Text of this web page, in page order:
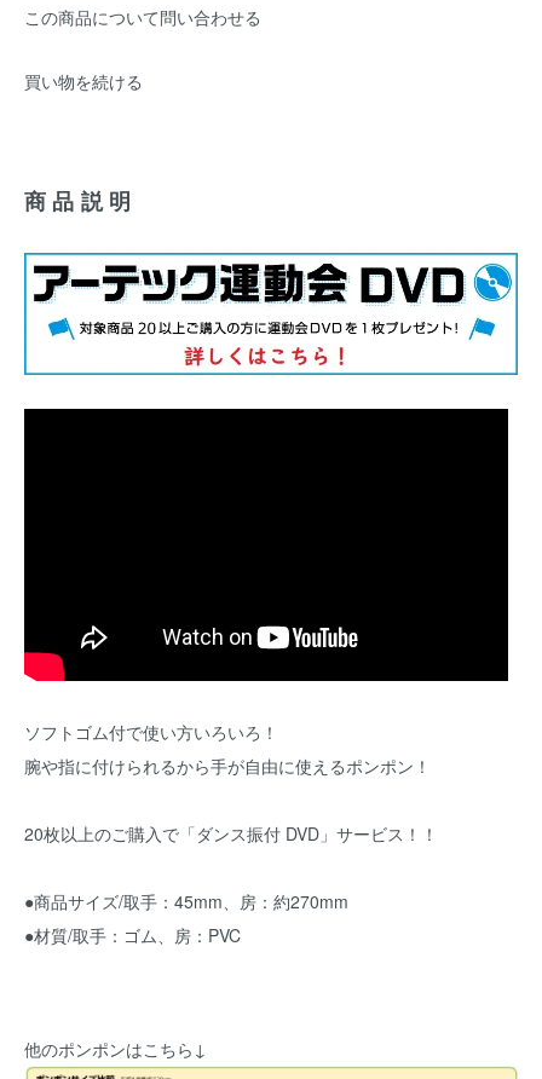
この商品について問い合わせる
買い物を続ける
商品説明
ソフトゴム付で使い方いろいろ！
腕や指に付けられるから手が自由に使えるポンポン！
20枚以上のご購入で「ダンス振付 DVD」サービス！！
●商品サイズ/取手：45mm、房：約270mm
●材質/取手：ゴム、房：PVC
他のポンポンはこちら↓